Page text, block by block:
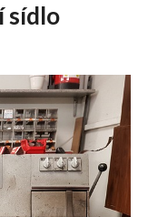
sídlo